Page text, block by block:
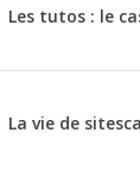
Les tutos : le
La vie de